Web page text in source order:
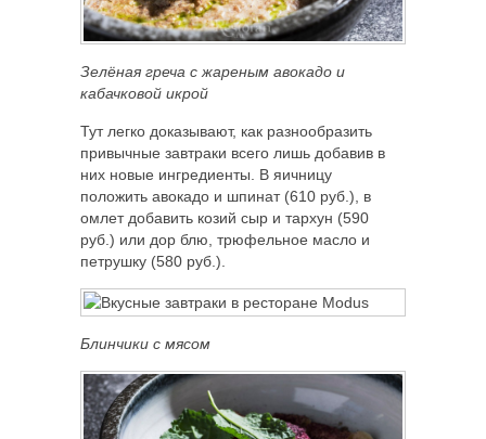
Зелёная греча с жареным авокадо и
кабачковой икрой
Тут легко доказывают, как разнообразить
привычные завтраки всего лишь добавив в
них новые ингредиенты. В яичницу
положить авокадо и шпинат (610 руб.), в
омлет добавить козий сыр и тархун (590
руб.) или дор блю, трюфельное масло и
петрушку (580 руб.).
Блинчики с мясом